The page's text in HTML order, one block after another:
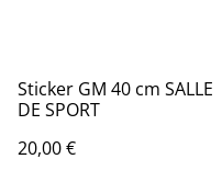
Sticker GM 40 cm SALLE
DE SPORT
20,00 €